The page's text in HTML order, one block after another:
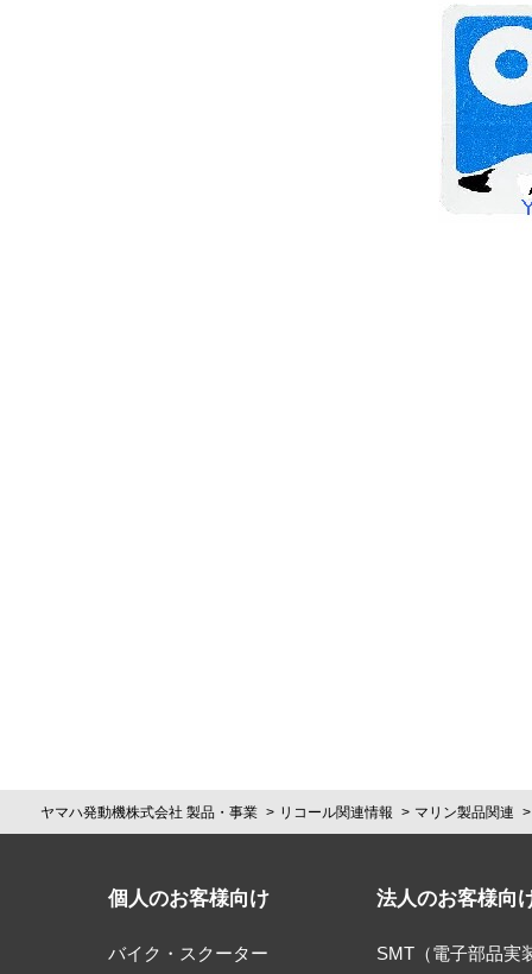
ヤマハ発動機株式会社 製品・事業 リコール関連情報 マリン製品関連
個人のお客様向け
バイク・スクーター
法人のお客様向
SMT（電子部品実